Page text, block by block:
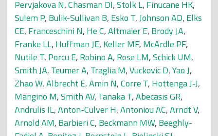
Pervjakova N,Chasman DI,Stolk L, Finucane HK,
Sulem P, Bulik-Sullivan B, Esko T,Johnson AD, Elks
CE, Franceschini N, He C,Altmaier E, Brody JA,
Franke LL, Huffman JE, Keller MF, McArdle PF,
Nutile T, Porcu E, Robino A, Rose LM,Schick UM,
Smith JA, Teumer A, Traglia M,Vuckovic D,Yao J,
Zhao W,Albrecht E,Amin N,Corre T, Hottenga J-J,
Mangino M,Smith AV, Tanaka T,Abecasis GR,
Andrulis IL,Anton-Culver H,Antoniou AC,Arndt V,
Arnold AM, Barbieri C, Beckmann MW, Beeghly-